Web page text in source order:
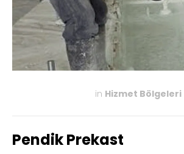
in Hizmet Bölgeleri
Pendik Prekast